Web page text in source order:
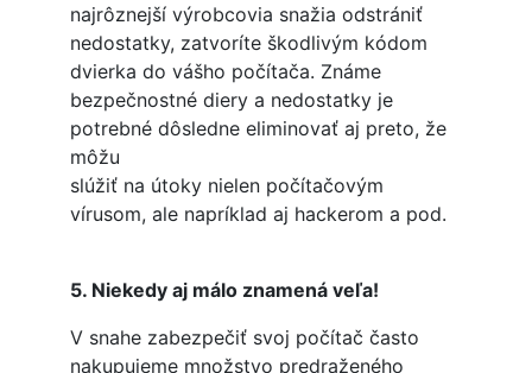
najrôznejší výrobcovia snažia odstrániť
nedostatky, zatvoríte škodlivým kódom
dvierka do vášho počítača. Známe
bezpečnostné diery a nedostatky je
potrebné dôsledne eliminovať aj preto, že
môžu
slúžiť na útoky nielen počítačovým
vírusom, ale napríklad aj hackerom a pod.
5. Niekedy aj málo znamená veľa!
V snahe zabezpečiť svoj počítač často
nakupujeme množstvo predraženého